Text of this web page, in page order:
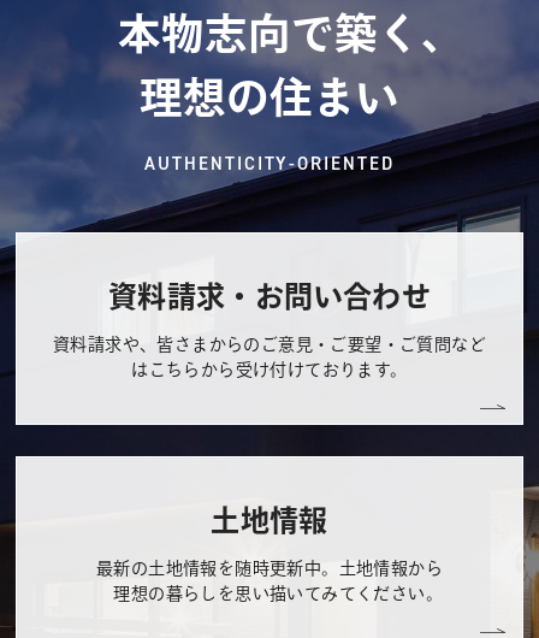
本物志向で築く、
理想の住まい
AUTHENTICITY-ORIENTED
資料請求・お問い合わせ
資料請求や、皆さまからのご意見・ご要望・ご質問など
はこちらから受け付けております。
土地情報
最新の土地情報を随時更新中。土地情報から
理想の暮らしを思い描いてみてください。